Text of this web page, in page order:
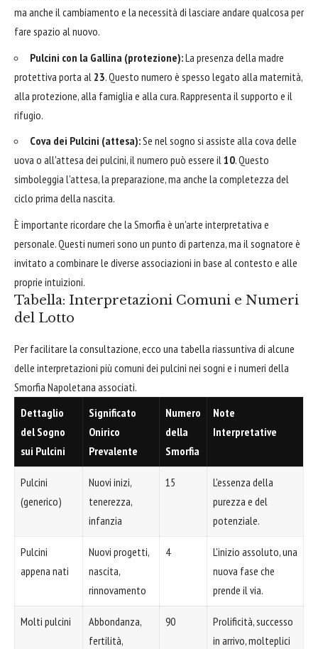
ma anche il cambiamento e la necessità di lasciare andare qualcosa per
fare spazio al nuovo.
Pulcini con la Gallina (protezione):La presenza della madre
protettiva porta al 23. Questo numero è spesso legato alla maternità,
alla protezione, alla famiglia e alla cura. Rappresenta il supporto e il
rifugio.
Cova dei Pulcini (attesa):Se nel sogno si assiste alla cova delle
uova o all'attesa dei pulcini, il numero può essere il10. Questo
simboleggia l'attesa, la preparazione, ma anche la completezza del
ciclo prima della nascita.
È importante ricordare che la Smorfia è un'arte interpretativa e
personale. Questi numeri sono un punto di partenza, ma il sognatore è
invitato a combinare le diverse associazioni in base al contesto e alle
proprie intuizioni.
Tabella: Interpretazioni Comuni e Numeri
del Lotto
Per facilitare la consultazione, ecco una tabella riassuntiva di alcune
delle interpretazioni più comuni dei pulcini nei sogni e i numeri della
Smorfia Napoletana associati.
Dettaglio
del Sogno
sui Pulcini
Significato
Onirico
Prevalente
Numero
della
Smorfia
Note
Interpretative
Pulcini
(generico)
Nuovi inizi,
tenerezza,
infanzia
15
L'essenza della
purezza e del
potenziale.
Pulcini
appena nati
Nuovi progetti,
nascita,
rinnovamento
4
L'inizio assoluto, una
nuova fase che
prende il via.
Molti pulcini
Abbondanza,
fertilità,
90
Prolificità, successo
in arrivo, molteplici